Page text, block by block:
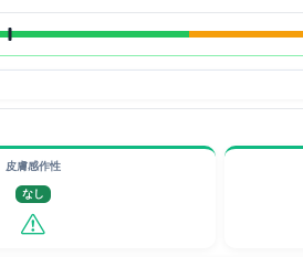
皮膚感作性
なし